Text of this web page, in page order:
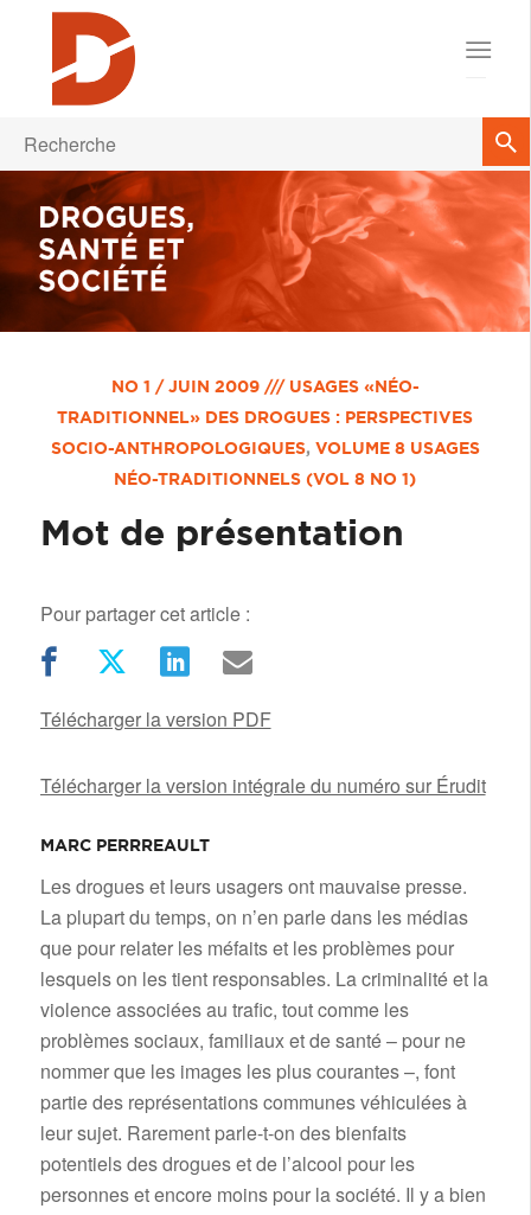
NO 1 / JUIN 2009 /// USAGES «NÉO-
TRADITIONNEL» DES DROGUES : PERSPECTIVES
SOCIO-ANTHROPOLOGIQUES, VOLUME 8 USAGES
NÉO-TRADITIONNELS (VOL 8 NO 1)
Mot de présentation
Pour partager cet article :
Télécharger la version PDF
Télécharger la version intégrale du numéro sur Érudit
MARC PERRREAULT/
Les drogues et leurs usagers ont mauvaise presse.
La plupart du temps, on n’en parle dans les médias
que pour relater les méfaits et les problèmes pour
lesquels on les tient responsables. La criminalité et la
violence associées au trafic, tout comme les
problèmes sociaux, familiaux et de santé – pour ne
nommer que les images les plus courantes –, font
partie des représentations communes véhiculées à
leur sujet. Rarement parle-t-on des bienfaits
potentiels des drogues et de l’alcool pour les
personnes et encore moins pour la société. Il y a bien